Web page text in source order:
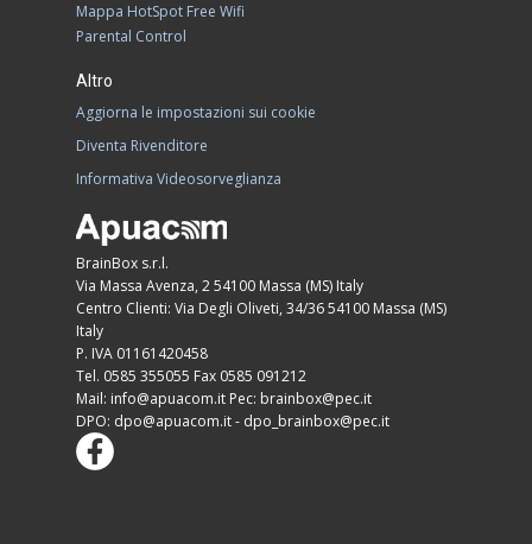
Mappa HotSpot Free Wifi
Parental Control
Altro
Aggiorna le impostazioni sui cookie
Diventa Rivenditore
Informativa Videosorveglianza
BrainBox s.r.l.
Via Massa Avenza, 2 54100 Massa (MS) Italy
Centro Clienti: Via Degli Oliveti, 34/36 54100 Massa (MS)
Italy
P. IVA 01161420458
Tel. 0585 355055 Fax 0585 091212
Mail:
Pec:
DPO:
-